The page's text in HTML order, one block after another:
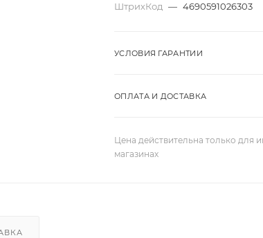
ШтрихКод — 4690591026303
УСЛОВИЯ ГАРАНТИИ
ОПЛАТА И ДОСТАВКА
Цена действительна только для
магазинах